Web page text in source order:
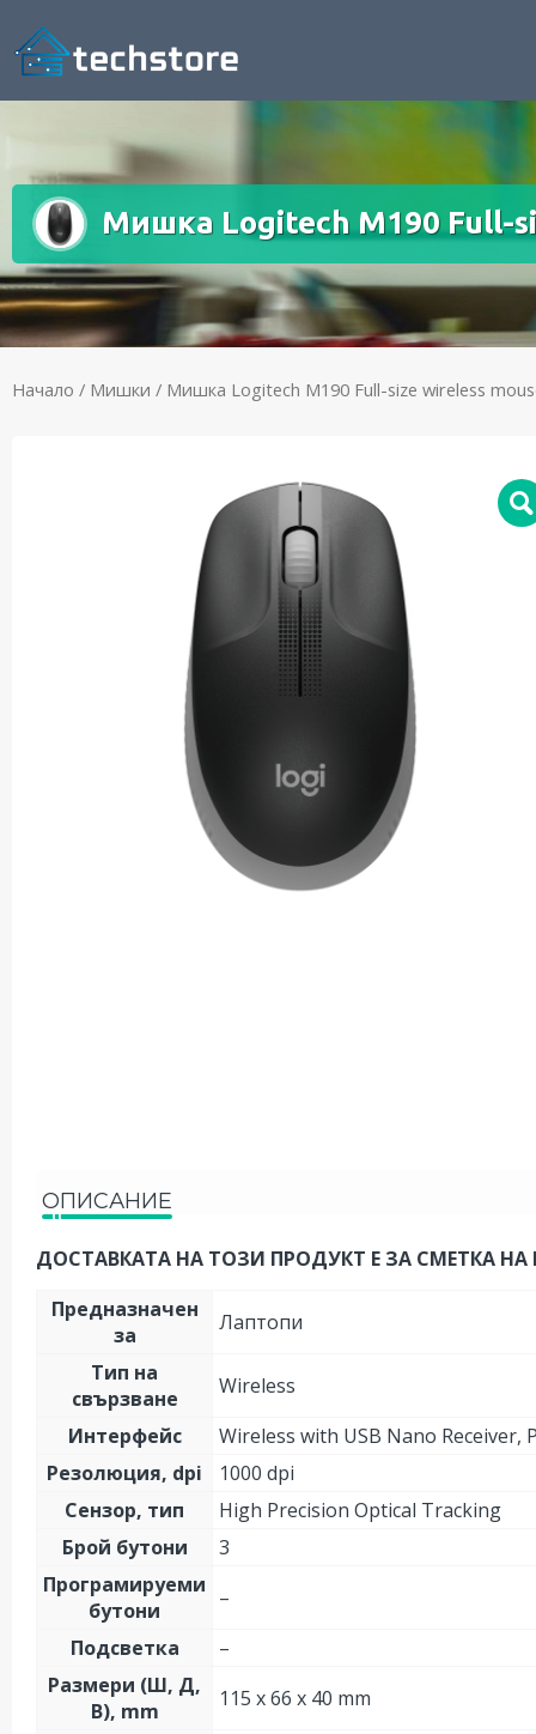
Мишка Logitech M190 Full-
Начало / Мишки / Мишка Logitech M190 Full-size wireless
ОПИСАНИЕ
ДОСТАВКАТА НА ТОЗИ ПРОДУКТ Е ЗА СМЕТКА НА
Предназначен
за
Лаптопи
Тип на
свързване
Wireless
Интерфейс
Wireless with USB Nano Receiver,
Резолюция, dpi
1000 dpi
Сензор, тип
High Precision Optical Tracking
Брой бутони
3
Програмируеми
бутони
–
Подсветка
–
Размери (Ш, Д,
В), mm
115 x 66 x 40 mm